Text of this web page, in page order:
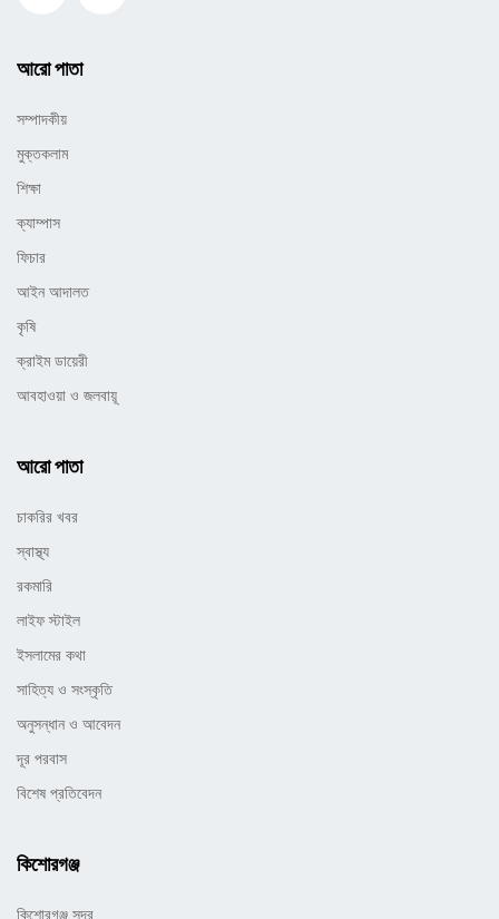
আরো পাতা
সম্পাদকীয়
মুক্তকলাম
শিক্ষা
ক্যাম্পাস
ফিচার
আইন আদালত
কৃষি
ক্রাইম ডায়েরী
আবহাওয়া ও জলবায়ূ
আরো পাতা
চাকরির খবর
স্বাস্থ্য
রকমারি
লাইফ স্টাইল
ইসলামের কথা
সাহিত্য ও সংস্কৃতি
অনুসন্ধান ও আবেদন
দূর পরবাস
বিশেষ প্রতিবেদন
কিশোরগঞ্জ
কিশোরগঞ্জ সদর